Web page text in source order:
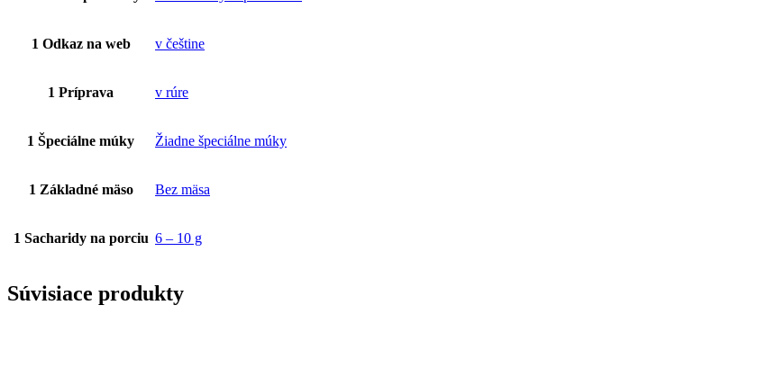
1 Odkaz na web v češtine
1 Príprava v rúre
1 Špeciálne múky Žiadne špeciálne múky
1 Základné mäso Bez mäsa
1 Sacharidy na porciu 6 – 10 g
Súvisiace produkty